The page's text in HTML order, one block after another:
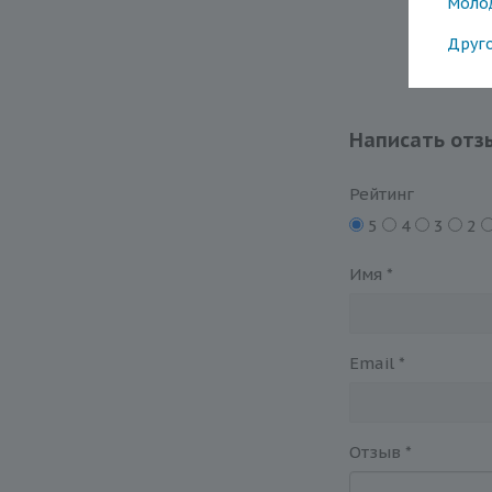
Написать
Рейтинг
5
4 3 2
Имя *
Email *
Отзыв *